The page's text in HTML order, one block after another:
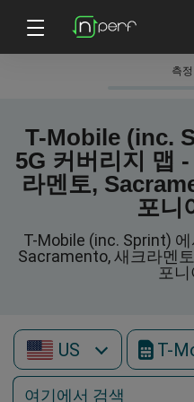
측
T-Mobile (inc.
5G 커버리지 맵
라멘토,
포니
T-Mobile (inc. Sprint)
Sacramento, 새크라멘
포니
US